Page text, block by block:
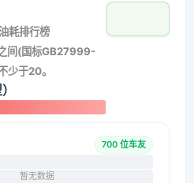
耗排行榜
间(国标GB27999-
少于20。
700 位车友
暂无数据